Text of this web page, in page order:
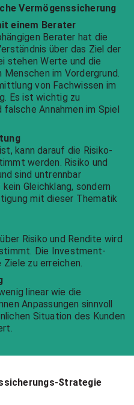
Vermögenssicherung
einem Berater
Berater hat die
über das Ziel der
stehen Werte und die
im Vordergrund.
von Fachwissen im
Es ist wichtig zu
Annahmen im Spiel
kann darauf die Risiko-
werden. Risiko und
sind untrennbar
Gleichklang, sondern
mit dieser Thematik
Risiko und Rendite wird
Die Investment-
zu erreichen.
linear wie die
Anpassungen sinnvoll
Situation des Kunden
Strategie